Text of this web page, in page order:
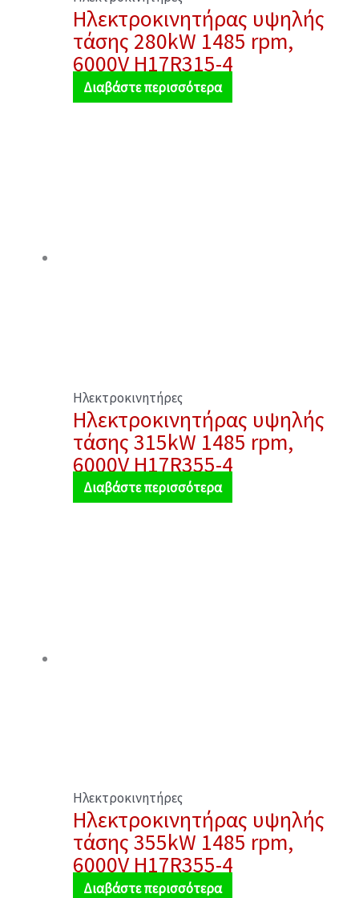
Ηλεκτροκινητήρας υψηλής
τάσης 280kW 1485 rpm,
6000V H17R315-4
Διαβάστε περισσότερα
Ηλεκτροκινητήρες
Ηλεκτροκινητήρας υψηλής
τάσης 315kW 1485 rpm,
6000V H17R355-4
Διαβάστε περισσότερα
Ηλεκτροκινητήρες
Ηλεκτροκινητήρας υψηλής
τάσης 355kW 1485 rpm,
6000V H17R355-4
Διαβάστε περισσότερα